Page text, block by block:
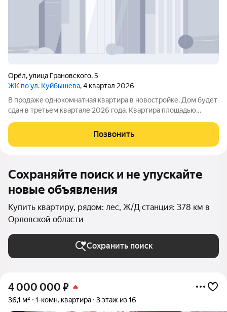
Орёл,улица Грановского,5
ЖК по ул. Куйбышева, 4 квартал 2026
В продаже однокомнатная квартира в новостройке. Дом будет
сдан в третьем квартале 2026 года. Квартира площадью
Позвонить
Сохраняйте поиск и не упускайте
новые объявления
Купить квартиру, рядом: лес, Ж/Д станция: 378 км в
Орловской области
Сохранить поиск
4 000 000 ₽
36,1 м² 1-комн. квартира 3 этаж из 16